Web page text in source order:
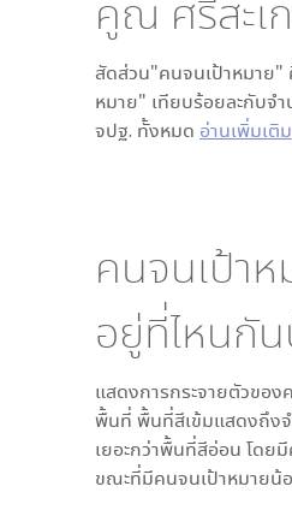
คูณ ศรีสะเ
สัดส่วน"คนจนเป้าหมาย"
หมาย" เทียบร้อยละกับจ
จปฐ. ทั้งหมด อ่านเพิ่มเติม
คนจนเป้า
อยู่ที่ไหนกั
แสดงการกระจายตัวขอ
พื้นที่ พื้นที่สีเข้มแสดงถึง
เยอะกว่าพื้นที่สีอ่อน โดย
ขณะที่มีคนจนเป้าหมายน้